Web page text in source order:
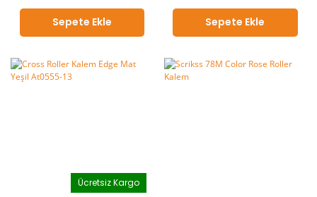
Sepete Ekle Sepete Ekle
Ücretsiz Kargo